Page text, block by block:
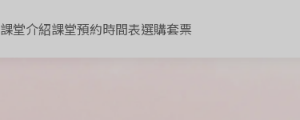
課堂介紹課堂預約時間表選購套票